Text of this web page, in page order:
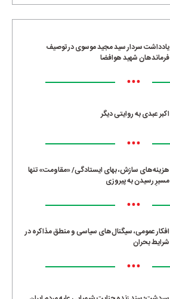
یادداشت سردار سید مجید موسوی در توصیف
فرماندهان شهید هوافضا
•••
اکبر عبدی به روایتی دیگر
•••
هزینه‌های سازش، بهای ایستادگی/ «مقاومت» تنها
مسیرِ رسیدن به پیروزی
•••
افکار عمومی، سیگنال‌های سیاسی و منطق مذاکره در
شرایط بحران
•••